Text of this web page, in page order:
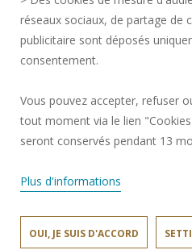
ACCESSIBILITY
COOKIE MANAGEMENT
Join us !
réseaux sociaux, de partage de
publicitaire sont déposés
consentement.
Vous pouvez accepter, refuser
tout moment via le lien
seront conservés pendant 13
Plus d'informations
OUI, JE SUIS D'ACCORD